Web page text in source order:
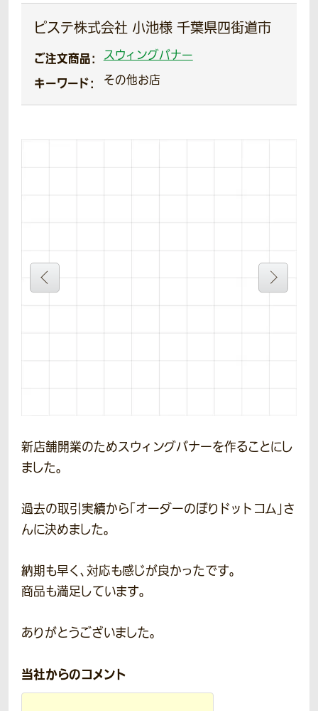
ピステ株式会社 小池様 千葉県四街道市
ご注文商品： スウィングバナー
キーワード： その他お店
新店舗開業のためスウィングバナーを作ることにし
ました。
過去の取引実績から「オーダーのぼりドットコム」さ
んに決めました。
納期も早く、対応も感じが良かったです。
商品も満足しています。
ありがとうございました。
当社からのコメント